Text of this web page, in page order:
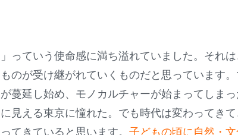
っていう使命感に満ち溢れていました。それ
のが受け継がれていくものだと思っています
蔓延し始め、モノカルチャーが始まってしま
見える東京に憧れた。でも時代は変わってき
てきていると思います。 子どもの頃に自然・